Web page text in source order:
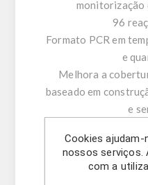
monitorização
96
Formato PCR em
e
Melhora a
baseado em
e
Outros
- GMOScreen RT
Cookies
nossos serviços.
com a